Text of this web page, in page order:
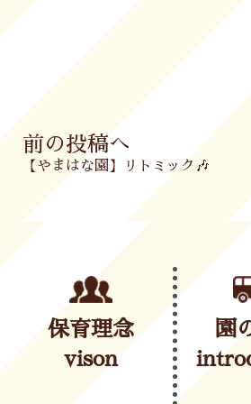
Prev
前の投稿へ
【やまはな園】リトミック🎶
保育理念
vison
園